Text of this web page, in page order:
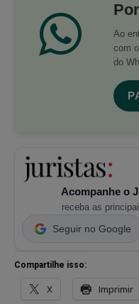
Ao
com
do
Acompanhe o
receba as
Seguir no Google
Compartilhe isso:
X Imprimir